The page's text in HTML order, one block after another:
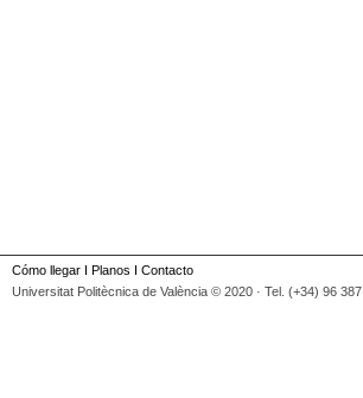
Cómo llegar I Planos I Contacto
Universitat Politècnica de València © 2020 · Tel. (+34) 96